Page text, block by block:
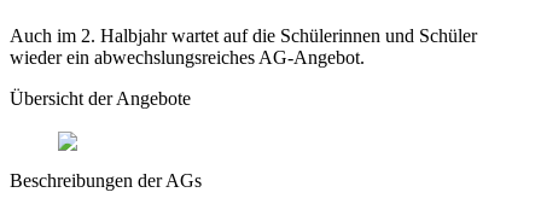
Auch im 2. Halbjahr wartet auf die Schülerinnen und Schüler
wieder ein abwechslungsreiches AG-Angebot.
Übersicht der Angebote
Beschreibungen der AGs